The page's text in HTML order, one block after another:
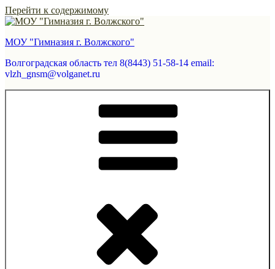
Перейти к содержимому
МОУ "Гимназия г. Волжского"
Волгоградская область тел 8(8443) 51-58-14 email:
vlzh_gnsm@volganet.ru